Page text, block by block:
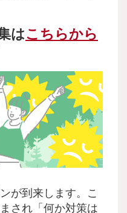
はこちらから
が到来します。こ
され「何か対策は